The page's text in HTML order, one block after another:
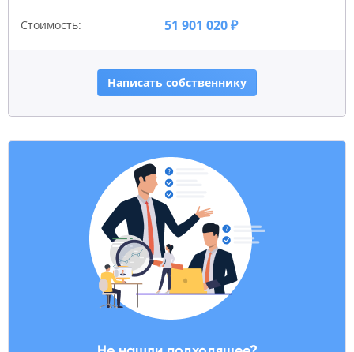
Стоимость: 51 901 020 ₽
Написать собственнику